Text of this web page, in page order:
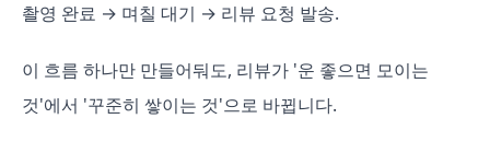
촬영 완료 → 며칠 대기 → 리뷰 요청 발송.
이 흐름 하나만 만들어둬도, 리뷰가 '운 좋으면 모이는
것'에서 '꾸준히 쌓이는 것'으로 바뀝니다.